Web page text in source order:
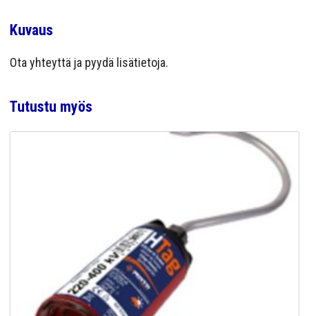
Kuvaus
Ota yhteyttä ja pyydä lisätietoja.
Tutustu myös